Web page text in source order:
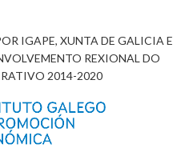
IGAPE, XUNTA DE GALICIA E
REXIONAL DO
2014-2020